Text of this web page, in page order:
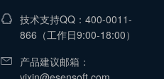
技术支持QQ：400-0011-
866 （工作日9:00-18:00）
产品建议邮箱：